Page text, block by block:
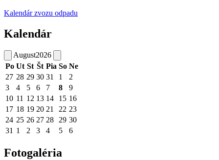
Kalendár zvozu odpadu
Kalendár
August2026
Po Ut St Št Pia So Ne
27 28 29 30 31 1
2
3
4 5 6 7 8
9
10 11 12 13 14 15 16
17 18 19 20 21 22 23
24 25 26 27 28 29 30
31 1 2 3 4 5 6
Fotogaléria